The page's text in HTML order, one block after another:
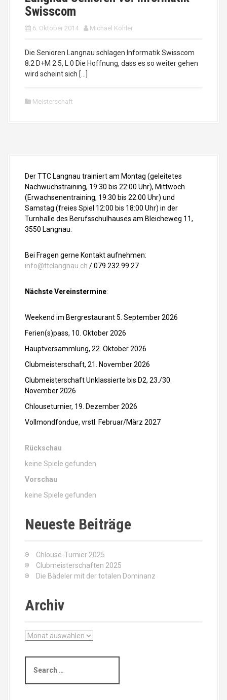
Swisscom
6. Oktober 2014 Michael Kohler
Die Senioren Langnau schlagen Informatik Swisscom
8:2 D+M 2.5, L 0 Die Hoffnung, dass es so weiter gehen
wird scheint sich […]
Meisterschaft
Der TTC Langnau trainiert am Montag (geleitetes
Nachwuchstraining, 19:30 bis 22:00 Uhr), Mittwoch
(Erwachsenentraining, 19:30 bis 22:00 Uhr) und
Samstag (freies Spiel 12:00 bis 18:00 Uhr) in der
Turnhalle des Berufsschulhauses am Bleicheweg 11,
3550 Langnau.
Bei Fragen gerne Kontakt aufnehmen:
info@ttclangnau.ch / 079 232 99 27
Nächste Vereinstermine:
Weekend im Bergrestaurant 5. September 2026
Ferien(s)pass, 10. Oktober 2026
Hauptversammlung, 22. Oktober 2026
Clubmeisterschaft, 21. November 2026
Clubmeisterschaft Unklassierte bis D2, 23./30.
November 2026
Chlouseturnier, 19. Dezember 2026
Vollmondfondue, vrstl. Februar/März 2027
Rückschau
keine Spiele gefunden
Vorschau
keine Spiele gefunden
Neueste Beiträge
Chlouse-Turnier 2025
Clubmeisterschaften 2025
Die Bädeler mit der totalen Dominanz
Archiv
A
c
a